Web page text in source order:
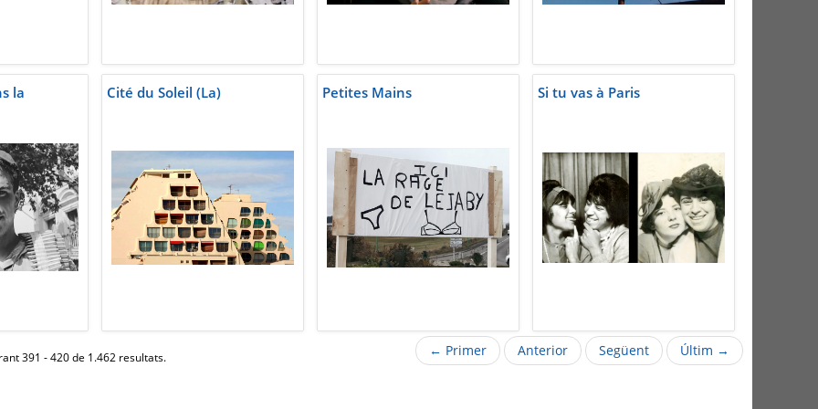
la Cité du Soleil (La) Petites Mains Si tu vas à Paris
391 - 420 de 1.462 resultats. ← Primer Anterior Següent Últim →